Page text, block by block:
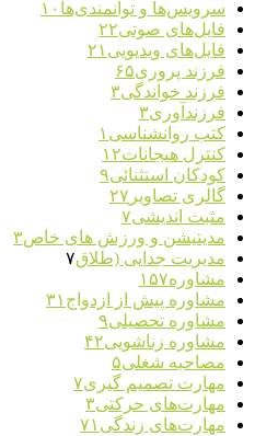
سرویس‌ها و توانمندی‌ها ۱۰
فایل‌های صوتی۲۲
فایل‌های ویدیویی ۲۱
فرزند پروری۶۵
فرزند خواندگی۳
فرزندآوری۳
کتب روانشناسی ۱
کنترل هیجانات۱۲
کودکان استثنائی۹
گالری تصاویر ۲۷
مثبت اندیشی۷
مدیتیشن و ورزش های خاص۳
مدیریت جدایی (طلاق۷
مشاوره۱۵۷
مشاوره پیش از ازدواج ۳۱
مشاوره تحصیلی۹
مشاوره زناشویی۴۲
مصاحبه شغلی۵
مهارت تصمیم گیری۷
مهارت‌های حرکتی۳
مهارت‌های زندگی ۷۱